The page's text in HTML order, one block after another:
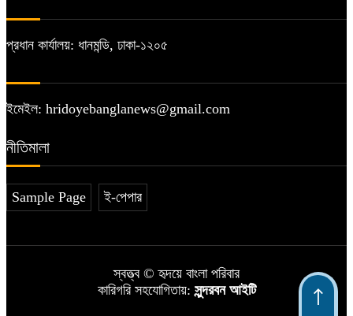
৭
সমবায়ভিত্তিক অর্থনৈতিক কার্যক্রমে
৯
শ্যামনগরে যুবকের আত্মহত্যা
প্রধান কার্যালয়: ধানমন্ডি, ঢাকা-১২০৫
ইমেইল: hridoyebanglanews@gmail.com
নীতিমালা
Sample Page ই-পেপার
স্বত্ত্ব © হৃদয়ে বাংলা পরিবার
কারিগরি সহযোগিতায়: সুন্দরবন আইটি